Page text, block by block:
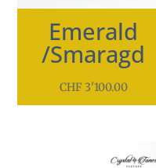
Emerald
/Smaragd
CHF 3'100.00